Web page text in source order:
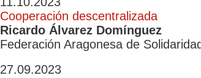
Cooperación descentralizada
Ricardo Álvarez Domínguez
Federación Aragonesa de
27.09.2023